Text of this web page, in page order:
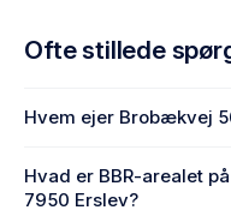
Ofte stillede
Hvem ejer Brobækvej
7950 Erslev.
Hvad er BBR-arealet
7950 Erslev?